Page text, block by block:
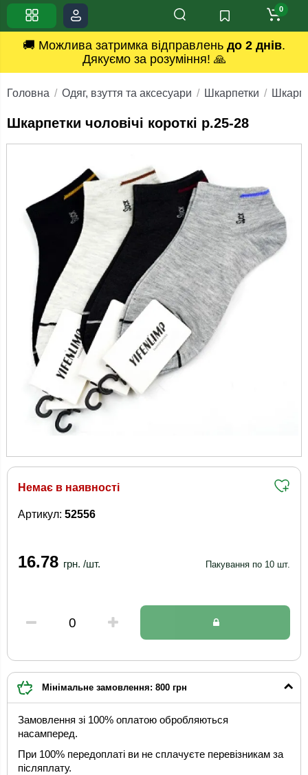
🚚 Можлива затримка відправлень до 2 днів.
Дякуємо за розуміння! 🙏
0
Головна Одяг, взуття та аксесуари Шкарпетки
Шкарпетки чоловічі короткі р.25-28
Немає в наявності
Артикул: 52556
16.78 грн. /шт. Пакування по 10 шт.
Мінімальне замовлення: 800 грн
Замовлення зі 100% оплатою обробляються
насамперед.
При 100% передоплаті ви не сплачуєте перевізникам за
післяплату.